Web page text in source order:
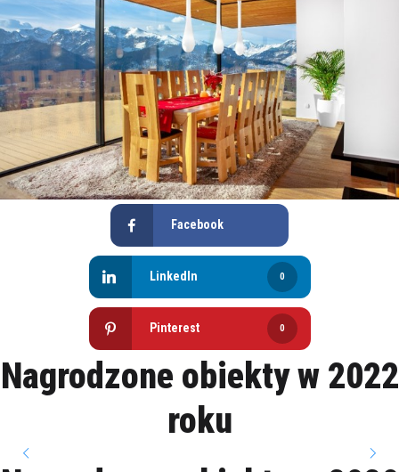
Facebook
LinkedIn 0
Pinterest 0
Nagrodzone obiekty w 2022
roku
Kamienica
Przebudowa
Ogród